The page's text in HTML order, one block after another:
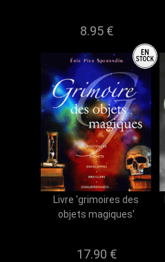
8.95 €
Livre 'grimoires des
objets magiques'
17.90 €